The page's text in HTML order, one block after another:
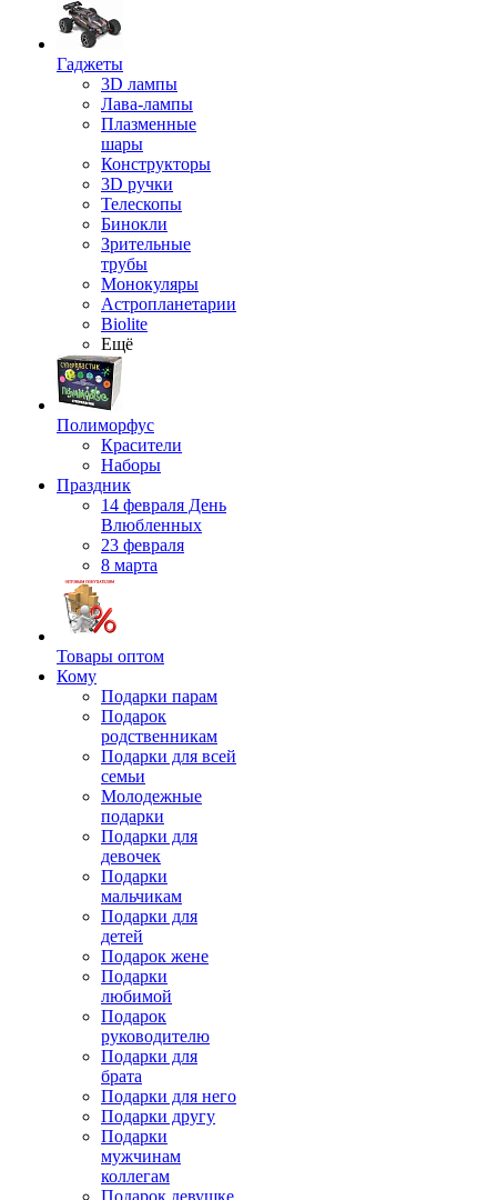
Гаджеты
3D лампы
Лава-лампы
Плазменные
шары
Конструкторы
3D ручки
Телескопы
Бинокли
Зрительные
трубы
Монокуляры
Астропланетарии
Biolite
Ещё
Полиморфус
Красители
Наборы
Праздник
14 февраля День
Влюбленных
23 февраля
8 марта
Товары оптом
Кому
Подарки парам
Подарок
родственникам
Подарки для всей
семьи
Молодежные
подарки
Подарки для
девочек
Подарки
мальчикам
Подарки для
детей
Подарок жене
Подарки
любимой
Подарок
руководителю
Подарки для
брата
Подарки для него
Подарки другу
Подарки
мужчинам
коллегам
Подарок девушке